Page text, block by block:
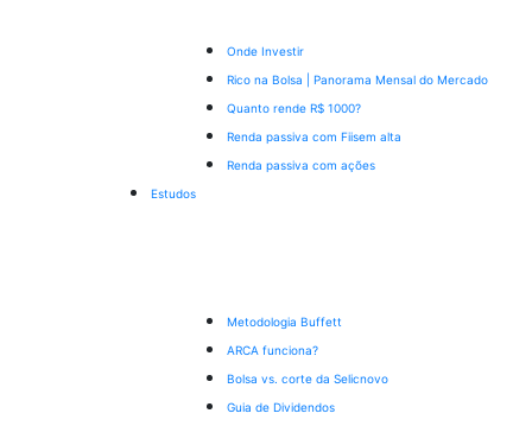
Onde Investir
Rico na Bolsa | Panorama Mensal do Mercado
Quanto rende R$ 1000?
Renda passiva com Fiisem alta
Renda passiva com ações
Estudos
Metodologia Buffett
ARCA funciona?
Bolsa vs. corte da Selicnovo
Guia de Dividendos